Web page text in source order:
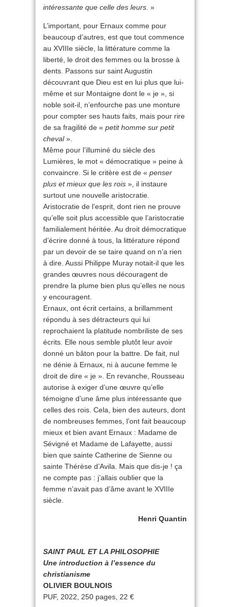
intéressante que celle des leurs. »
L’important, pour Ernaux comme pour
beaucoup d’autres, est que tout commence
au XVIIIe siècle, la littérature comme la
liberté, le droit des femmes ou la brosse à
dents. Passons sur saint Augustin
découvrant que Dieu est en lui plus que lui-
même et sur Montaigne dont le « je », si
noble soit-il, n’enfourche pas une monture
pour compter ses hauts faits, mais pour rire
de sa fragilité de « petit homme sur petit
cheval».
Même pour l’illuminé du siècle des
Lumières, le mot « démocratique » peine à
convaincre. Si le critère est de « penser
plus et mieux que les rois », il instaure
surtout une nouvelle aristocratie.
Aristocratie de l’esprit, dont rien ne prouve
qu’elle soit plus accessible que l’aristocratie
familialement héritée. Au droit démocratique
d’écrire donné à tous, la littérature répond
par un devoir de se taire quand on n’a rien
à dire. Aussi Philippe Muray notait-il que les
grandes œuvres nous découragent de
prendre la plume bien plus qu’elles ne nous
y encouragent.
Ernaux, ont écrit certains, a brillamment
répondu à ses détracteurs qui lui
reprochaient la platitude nombriliste de ses
écrits. Elle nous semble plutôt leur avoir
donné un bâton pour la battre. De fait, nul
ne dénie à Ernaux, ni à aucune femme le
droit de dire « je ». En revanche, Rousseau
autorise à exiger d’une œuvre qu’elle
témoigne d’une âme plus intéressante que
celles des rois. Cela, bien des auteurs, dont
de nombreuses femmes, l’ont fait beaucoup
mieux et bien avant Ernaux : Madame de
Sévigné et Madame de Lafayette, aussi
bien que sainte Catherine de Sienne ou
sainte Thérèse d’Avila. Mais que dis-je ! ça
ne compte pas : j’allais oublier que la
femme n’avait pas d’âme avant le XVIIIe
siècle.
Henri Quantin
SAINT PAUL ET LA PHILOSOPHIE
Une introduction à l’essence du
christianisme
OLIVIER BOULNOIS
PUF, 2022, 250 pages, 22 €